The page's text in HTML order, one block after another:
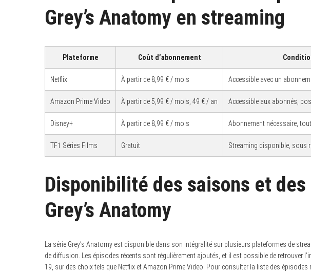
Grey’s Anatomy en streaming
Plateforme Coût d’abonnement
Netflix À partir de 8,99 € / mois Accessible avec un
Amazon Prime Video À partir de 5,99 € / mois, 49 € / an Accessible aux abonnés,
Disney+ À partir de 8,99 € / mois Abonnement nécessaire,
TF1 Séries Films Gratuit Streaming disponible, sous
Disponibilité des saisons et
Grey’s Anatomy
La série Grey’s Anatomy est disponible dans son intégralité sur plusieurs plateformes de
de diffusion. Les épisodes récents sont régulièrement ajoutés, et il est possible de retrouver
19, sur des choix tels que Netflix et Amazon Prime Video. Pour consulter la liste des épisodes